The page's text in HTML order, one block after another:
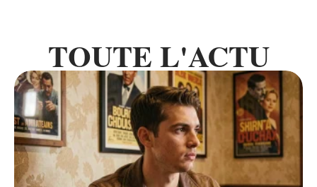
TOUTE L'ACTU